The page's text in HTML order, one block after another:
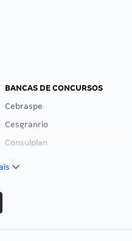
BANCAS DE CONCURSOS
Cebraspe
Cesgranrio
Consulplan